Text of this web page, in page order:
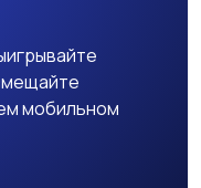
мобильном